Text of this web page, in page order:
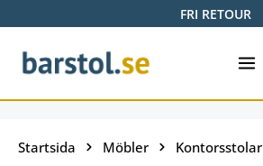
FRI RETOUR
Startsida Möbler Kontorsstolar